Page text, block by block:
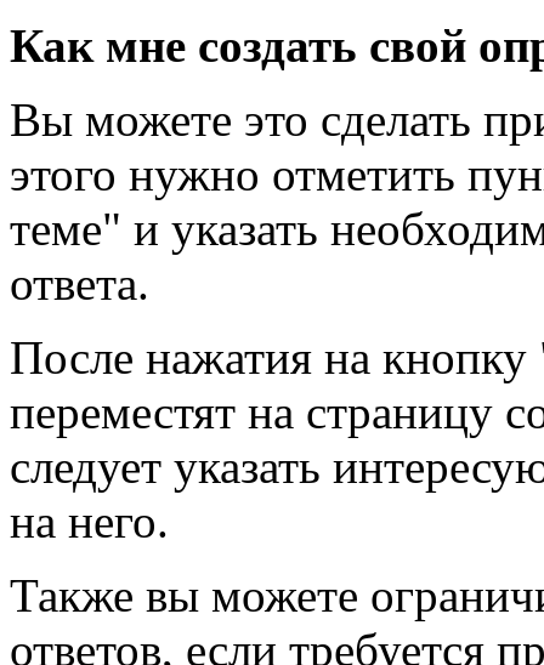
Как мне создать свой
Вы можете это сделать
этого нужно отметить
теме" и указать
ответа.
После нажатия на
переместят на страницу
следует указать
на него.
Также вы можете
ответов, если требуется